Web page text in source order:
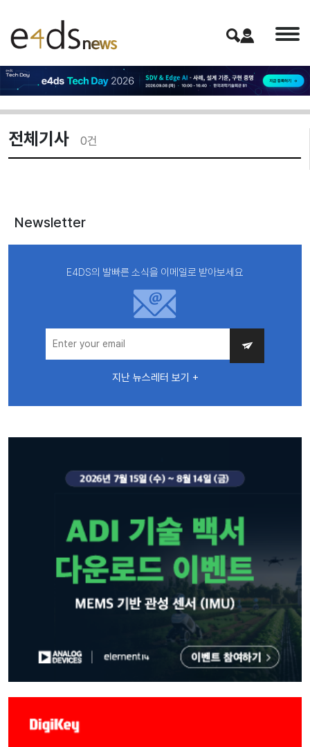
전체기사 0건
Newsletter
E4DS의 발빠른 소식을 이메일로 받아보세요
지난 뉴스레터 보기 +